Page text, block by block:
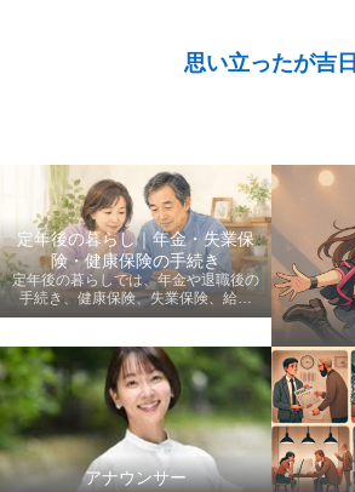
思い立ったが吉日
定年後の暮らし｜年金・失業保
険・健康保険の手続き
定年後の暮らしでは、年金や退職後の
手続き、健康保険、失業保険、給付
金、医療費など、老後に知っておきた
します。
アナウンサー